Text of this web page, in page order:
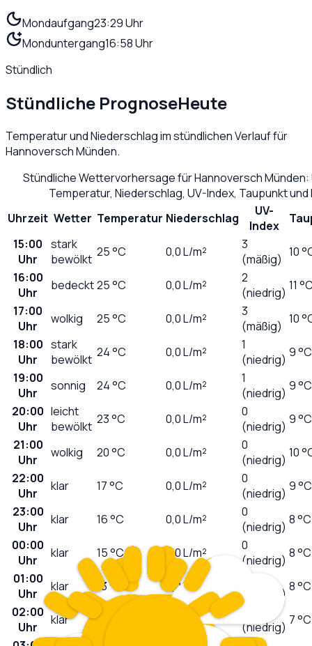
Mondaufgang23:29 Uhr
Monduntergang16:58 Uhr
Stündlich
Stündliche PrognoseHeute
Temperatur und Niederschlag im stündlichen Verlauf für
Hannoversch Münden.
Stündliche Wettervorhersage fürHannoversch Münden
Temperatur, Niederschlag, UV-Index, Taupunkt
Uhrzeit Wetter Temperatur Niederschlag
UV-
Index
15:00
Uhr
stark
bewölkt 25°C 0,0L/m²
3
(mäßig) 10
16:00
Uhr
bedeckt25°C 0,0L/m²
2
(niedrig) 11
17:00
Uhr
wolkig 25°C 0,0L/m²
3
(mäßig) 10
18:00
Uhr
stark
bewölkt 24°C 0,0L/m²
1
(niedrig) 9 °C
19:00
Uhr
sonnig 24°C 0,0L/m²
1
(niedrig) 9 °C
20:00
Uhr
leicht
bewölkt 23°C 0,0L/m²
0
(niedrig) 9 °C
21:00
Uhr
wolkig 20°C 0,0L/m²
0
(niedrig) 10
22:00
Uhr
klar 17°C 0,0L/m²
0
(niedrig) 9 °C
23:00
Uhr
klar 16°C 0,0L/m²
0
(niedrig) 8 °C
00:00
Uhr
klar 15°C 0,0L/m²
0
(niedrig) 8 °C
01:00
Uhr
klar 13°C 0,0L/m²
(niedrig) 8 °C
02:00
Uhr
klar 12 °C L/m²
0
(niedrig) 7 °C